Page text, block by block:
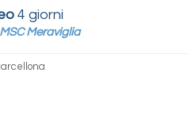
4 giorni
MSC Meraviglia